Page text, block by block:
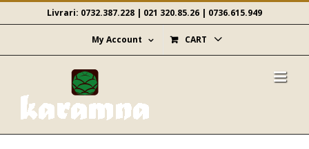
to
Livrari: 0732.387.228 | 021 320.85.26 | 0736.615.949
My Account CART